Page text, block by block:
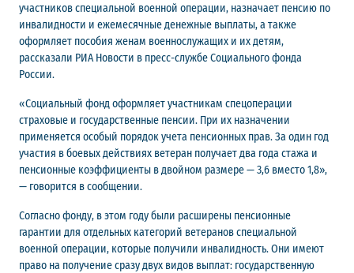
участников специальной военной операции, назначает пенсию по
инвалидности и ежемесячные денежные выплаты, а также
оформляет пособия женам военнослужащих и их детям,
рассказали РИА Новости в пресс-службе Социального фонда
России.
«Социальный фонд оформляет участникам спецоперации
страховые и государственные пенсии. При их назначении
применяется особый порядок учета пенсионных прав. За один год
участия в боевых действиях ветеран получает два года стажа и
пенсионные коэффициенты в двойном размере — 3,6 вместо 1,8»,
— говорится в сообщении.
Согласно фонду, в этом году были расширены пенсионные
гарантии для отдельных категорий ветеранов специальной
военной операции, которые получили инвалидность. Они имеют
право на получение сразу двух видов выплат: государственную